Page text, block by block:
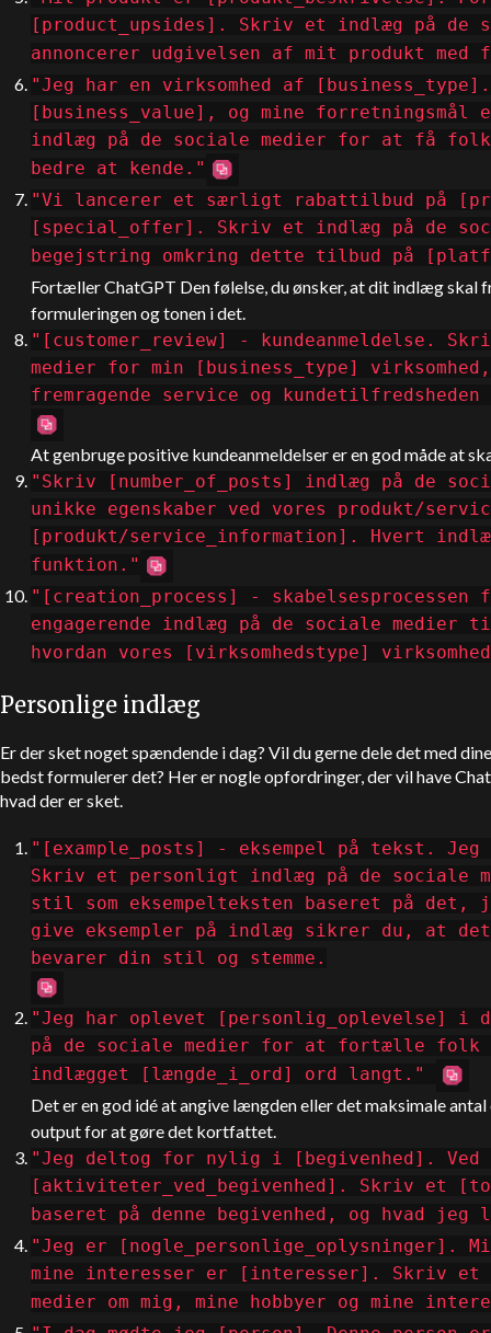
[product_upsides]. Skriv et indlæg på de
annoncerer udgivelsen af mit produkt
"Jeg har en virksomhed af
[business_value], og mine
indlæg på de sociale medier for at få
bedre at kende."
"Vi lancerer et særligt rabattilbud på
[special_offer]. Skriv et indlæg på de
begejstring omkring dette tilbud på
FortællerChatGPT Den følelse, du ønsker, at dit indlæg skal
formuleringen og tonen i det.
"[customer_review] - kundeanmeldelse.
medier for min [business_type]
fremragende service og
At genbruge positive kundeanmeldelser er en god måde at
"Skriv [number_of_posts] indlæg på de
unikke egenskaber ved vores produkt/
[produkt/service_information]. Hvert
funktion."
"[creation_process] -
engagerende indlæg på de sociale
hvordan vores [virksomhedstype]
Personlige indlæg
Er der sket noget spændende i dag? Vil du gerne dele det med
bedst formulerer det? Her er nogle opfordringer, der vil have
hvad der er sket.
"[example_posts] - eksempel på tekst.
Skriv et personligt indlæg på de sociale
stil som eksempelteksten baseret på
give eksempler på indlæg sikrer du, at
bevarer din stil og stemme.
"Jeg har oplevet [personlig_oplevelse] i
på de sociale medier for at fortælle folk
indlægget [længde_i_ord] ord langt."
Det er en god idé at angive længden eller det maksimale
output for at gøre det kortfattet.
"Jeg deltog for nylig i [begivenhed]. Ved
[aktiviteter_ved_begivenhed]. Skriv et
baseret på denne begivenhed, og hvad jeg
"Jeg er [nogle_personlige_oplysninger].
mine interesser er [interesser]. Skriv et
medier om mig, mine hobbyer og mine